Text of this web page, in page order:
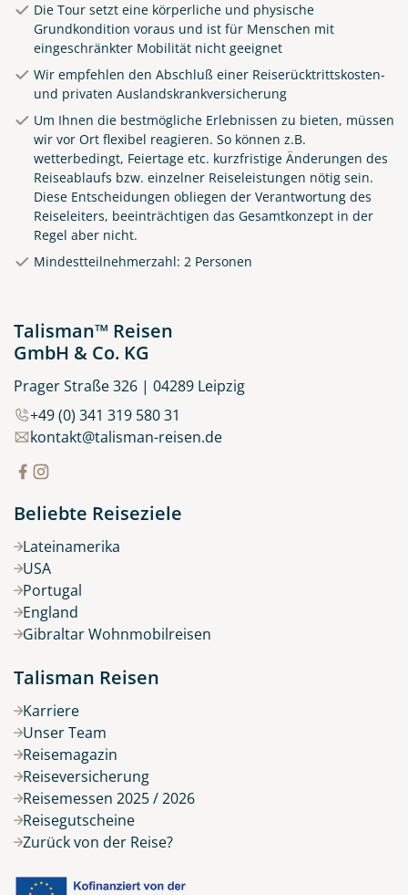
Küste von Madeira nahe
Santana
Die Tour setzt eine körperliche und physische
Grundkondition voraus und ist für Menschen mit
eingeschränkter Mobilität nicht geeignet
Wir empfehlen den Abschluß einer Reiserücktrittskosten-
und privaten Auslandskrankversicherung
Um Ihnen die bestmögliche Erlebnissen zu bieten, müssen
wir vor Ort flexibel reagieren. So können z.B.
wetterbedingt, Feiertage etc. kurzfristige Änderungen des
Reiseablaufs bzw. einzelner Reiseleistungen nötig sein.
Diese Entscheidungen obliegen der Verantwortung des
Reiseleiters, beeinträchtigen das Gesamtkonzept in der
Regel aber nicht.
Mindestteilnehmerzahl: 2 Personen
Talisman™ Reisen
GmbH & Co. KG
Prager Straße 326 | 04289 Leipzig
+49 (0) 341 319 580 31
kontakt@talisman-reisen.de
Beliebte Reiseziele
Lateinamerika
USA
Portugal
England
Gibraltar Wohnmobilreisen
Talisman Reisen
Karriere
Unser Team
Reisemagazin
Reiseversicherung
Reisemessen 2025 / 2026
Reisegutscheine
Zurück von der Reise?